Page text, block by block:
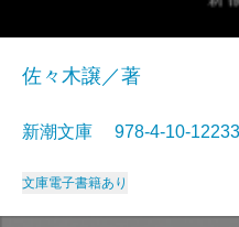
佐々木譲／著
新潮文庫 978-4-10-
文庫電子書籍あり